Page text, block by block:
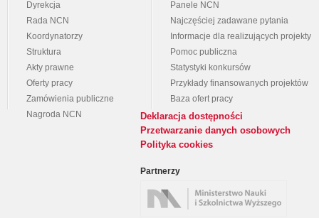
Dyrekcja
Rada NCN
Koordynatorzy
Struktura
Akty prawne
Oferty pracy
Zamówienia publiczne
Nagroda NCN
Panele NCN
Najczęściej zadawane pytania
Informacje dla realizujących projekty
Pomoc publiczna
Statystyki konkursów
Przykłady finansowanych projektów
Baza ofert pracy
Deklaracja dostępności
Przetwarzanie danych osobowych
Polityka cookies
Partnerzy